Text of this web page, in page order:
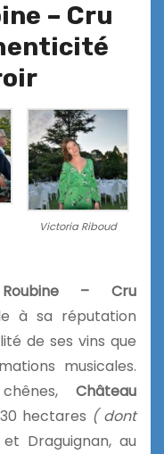
– Cru
Victoria Riboud
Roubine – Cru
à sa réputation
de ses vins que
musicales.
Château
hectares ( dont
Draguignan, au